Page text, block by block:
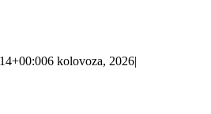
6 kolovoza, 2026|